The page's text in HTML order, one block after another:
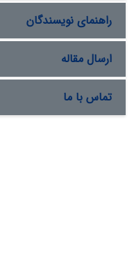
راهنمای نویسندگان
ارسال مقاله
تماس با ما